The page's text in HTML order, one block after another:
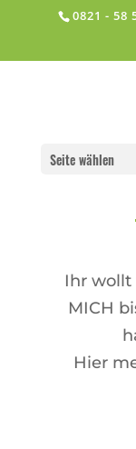
0821 - 58
Seite wählen
Ihr wollt
MICH
Hier